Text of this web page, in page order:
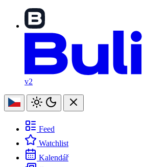
v2
Feed
Watchlist
Kalendář